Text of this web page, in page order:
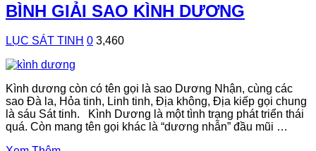
BÌNH GIẢI SAO KÌNH DƯƠNG
LỤC SÁT TINH 0 3,460
Kình dương còn có tên gọi là sao Dương Nhận, cùng các
sao Đà la, Hỏa tinh, Linh tinh, Địa không, Địa kiếp gọi chung
là sáu Sát tinh. Kình Dương là một tình trạng phát triển thái
quá. Còn mang tên gọi khác là “dương nhẫn” đầu mũi …